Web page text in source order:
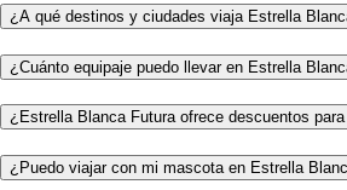
¿A qué destinos y ciudades viaja Estrella
¿Cuánto equipaje puedo llevar en Estrella
¿Estrella Blanca Futura ofrece descuentos
¿Puedo viajar con mi mascota en Estrella